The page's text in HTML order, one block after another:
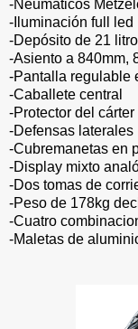
-Neumáticos
-Iluminación full led
-Depósito de 21
-Asiento a 840mm,
-Pantalla regulable
-Caballete central
-Protector del
-Defensas laterales
-Cubremanetas en
-Display mixto
-Dos tomas de
-Peso de 178kg
-Cuatro
-Maletas de